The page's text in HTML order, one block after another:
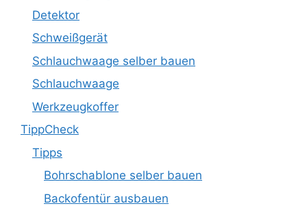
Detektor
Schweißgerät
Schlauchwaage selber bauen
Schlauchwaage
Werkzeugkoffer
TippCheck
Tipps
Bohrschablone selber bauen
Backofentür ausbauen